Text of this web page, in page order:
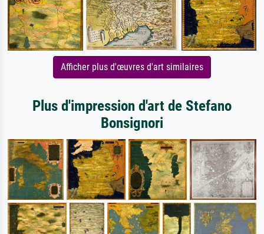
Afficher plus d'œuvres d'art similaires
Plus d'impression d'art de Stefano
Bonsignori